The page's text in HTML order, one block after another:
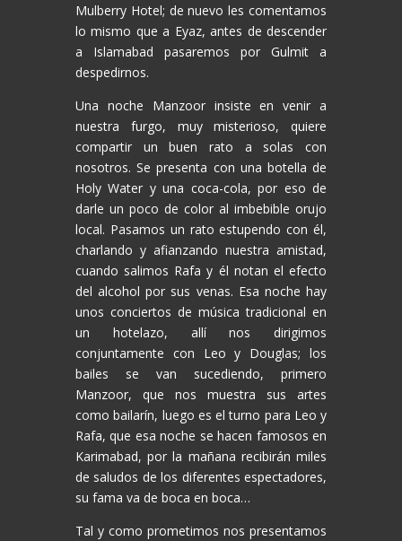
Mulberry Hotel; de nuevo les comentamos
lo mismo que a Eyaz, antes de descender
a Islamabad pasaremos por Gulmit a
despedirnos.
Una noche Manzoor insiste en venir a
nuestra furgo, muy misterioso, quiere
compartir un buen rato a solas con
nosotros. Se presenta con una botella de
Holy Water y una coca-cola, por eso de
darle un poco de color al imbebible orujo
local. Pasamos un rato estupendo con él,
charlando y afianzando nuestra amistad,
cuando salimos Rafa y él notan el efecto
del alcohol por sus venas. Esa noche hay
unos conciertos de música tradicional en
un hotelazo, allí nos dirigimos
conjuntamente con Leo y Douglas; los
bailes se van sucediendo, primero
Manzoor, que nos muestra sus artes
como bailarín, luego es el turno para Leo y
Rafa, que esa noche se hacen famosos en
Karimabad, por la mañana recibirán miles
de saludos de los diferentes espectadores,
su fama va de boca en boca…
Tal y como prometimos nos presentamos